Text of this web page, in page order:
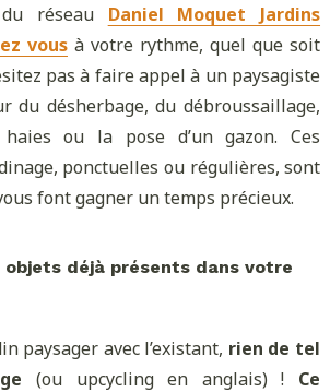
réseau Daniel Moquet Jardins
vousà votre rythme, quel que soit
pas à faire appel à un paysagiste
du désherbage, du débroussaillage,
ou la pose d’un gazon. Ces
ponctuelles ou régulières, sont
font gagner un temps précieux.
objets déjà présents dans votre
paysager avec l’existant, rien de tel
(ou upcycling en anglais) ! Ce